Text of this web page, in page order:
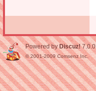
Powered by Discuz! 7.0.0
© 2001-2009Comsenz Inc.